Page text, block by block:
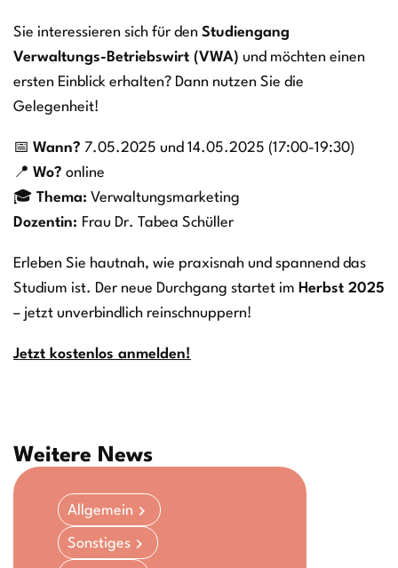
Sie interessieren sich für den Studiengang
Verwaltungs-Betriebswirt (VWA) und möchten einen
ersten Einblick erhalten? Dann nutzen Sie die
Gelegenheit!
📅 Wann? 7.05.2025 und 14.05.2025 (17:00-19:30)
📍 Wo? online
🎓 Thema: Verwaltungsmarketing
Dozentin: Frau Dr. Tabea Schüller
Erleben Sie hautnah, wie praxisnah und spannend das
Studium ist. Der neue Durchgang startet im Herbst 2025
– jetzt unverbindlich reinschnuppern!
Jetzt kostenlos anmelden!
Weitere News
Allgemein
Sonstiges